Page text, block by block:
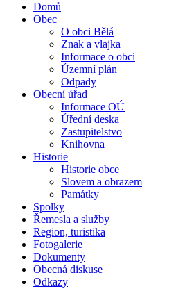
Domů
Obec
O obci Bělá
Znak a vlajka
Informace o obci
Územní plán
Odpady
Obecní úřad
Informace OÚ
Úřední deska
Zastupitelstvo
Knihovna
Historie
Historie obce
Slovem a obrazem
Památky
Spolky
Řemesla a služby
Region, turistika
Fotogalerie
Dokumenty
Obecná diskuse
Odkazy